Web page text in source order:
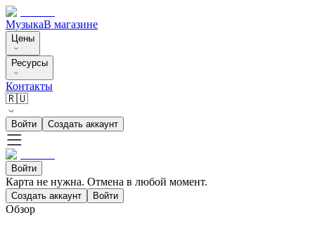
МузыкаВ магазине
Цены
Ресурсы
Контакты
🇷🇺
Войти Создать аккаунт
Войти
Карта не нужна. Отмена в любой момент.
Создать аккаунт Войти
Обзор